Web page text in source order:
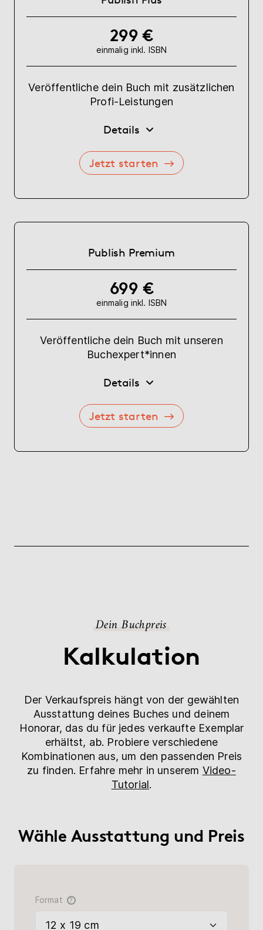
299 €
einmalig inkl. ISBN
Veröffentliche dein Buch mit zusätzlichen
Profi-Leistungen
Details
Jetzt starten
Publish Premium
699 €
einmalig inkl. ISBN
Veröffentliche dein Buch mit unseren
Buchexpert*innen
Details
Jetzt starten
Dein Buchpreis
Kalkulation
Der Verkaufspreis hängt von der gewählten
Ausstattung deines Buches und deinem
Honorar, das du für jedes verkaufte Exemplar
erhältst, ab. Probiere verschiedene
Kombinationen aus, um den passenden Preis
zu finden. Erfahre mehr in unserem Video-
Tutorial.
Wähle Ausstattung und Preis
Format ?